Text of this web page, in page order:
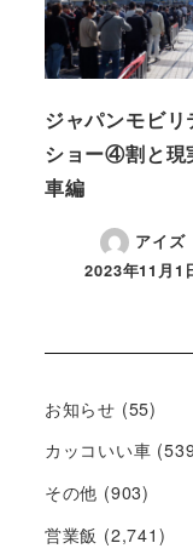
ジャパンモビリ
ショー④割と現
車編
アイズ
2023年11月1
お知らせ (55)
カッコいい車
その他 (903)
営業飯 (2,741)